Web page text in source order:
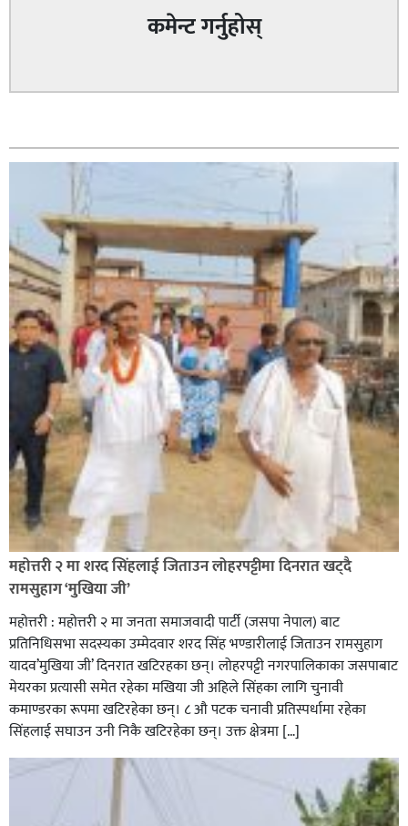
सिराहा-२ मा संजय यादव भिड्ने !
रक्तदान सेवामा जिल्लामै दोस्रो स्थान ल्याएकोमा जनमत नेताद्वय
रेडक्रस सिराहा द्वारा सम्मानित
सिराहाको औरहीमा जेन-जी भेला सम्पन्न
कमेन्ट गर्नुहोस्
महोत्तरी २ मा शरद सिंहलाई जिताउन लोहरपट्टीमा दिनरात खट्दै
रामसुहाग ‘मुखिया जी’
महोत्तरी : महोत्तरी २ मा जनता समाजवादी पार्टी (जसपा नेपाल) बाट
प्रतिनिधिसभा सदस्यका उम्मेदवार शरद सिंह भण्डारीलाई जिताउन रामसुहाग
यादव’मुखिया जी’ दिनरात खटिरहका छन्। लोहरपट्टी नगरपालिकाका जसपाबाट
मेयरका प्रत्यासी समेत रहेका मखिया जी अहिले सिंहका लागि चुनावी
कमाण्डरका रूपमा खटिरहेका छन्। ८ औ पटक चनावी प्रतिस्पर्धामा रहेका
सिंहलाई सघाउन उनी निकै खटिरहेका छन्। उक्त क्षेत्रमा […]